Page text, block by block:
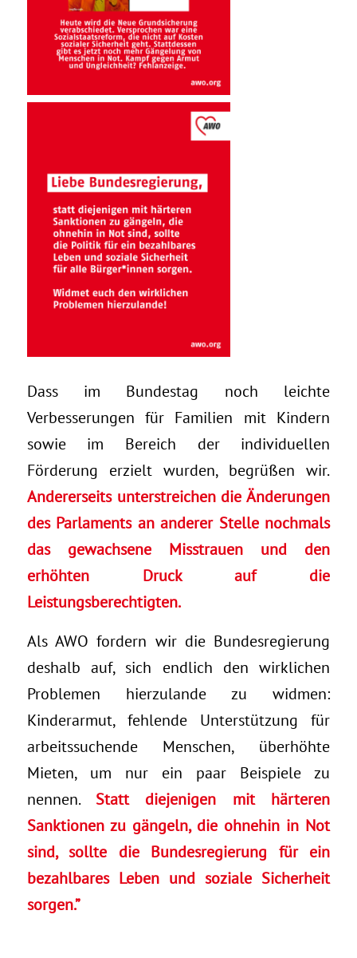
Dass im Bundestag noch leichte
Verbesserungen für Familien mit Kindern
sowie im Bereich der individuellen
Förderung erzielt wurden, begrüßen wir.
Andererseits unterstreichen die Änderungen
des Parlaments an anderer Stelle nochmals
das gewachsene Misstrauen und den
erhöhten Druck auf die
Leistungsberechtigten.
Als AWO fordern wir die Bundesregierung
deshalb auf, sich endlich den wirklichen
Problemen hierzulande zu widmen:
Kinderarmut, fehlende Unterstützung für
arbeitssuchende Menschen, überhöhte
Mieten, um nur ein paar Beispiele zu
nennen. Statt diejenigen mit härteren
Sanktionen zu gängeln, die ohnehin in Not
sind, sollte die Bundesregierung für ein
bezahlbares Leben und soziale Sicherheit
sorgen.”